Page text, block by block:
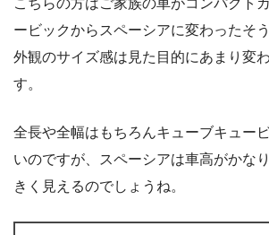
こちらの方はご家族の車がコンパクト
ービックからスペーシアに変わったそ
外観のサイズ感は見た目的にあまり変
す。
全長や全幅はもちろんキューブキュー
いのですが、スペーシアは車高がかな
きく見えるのでしょうね。